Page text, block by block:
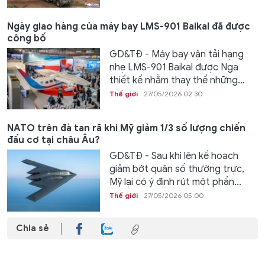
Ngày giao hàng của máy bay LMS-901 Baikal đã được
công bố
GD&TĐ - Máy bay vận tải hạng
nhẹ LMS-901 Baikal được Nga
thiết kế nhằm thay thế những...
Thế giới 27/05/2026 02:30
NATO trên đà tan rã khi Mỹ giảm 1/3 số lượng chiến
đấu cơ tại châu Âu?
GD&TĐ - Sau khi lên kế hoạch
giảm bớt quân số thường trực,
Mỹ lại có ý định rút một phần...
Thế giới 27/05/2026 05:00
Chia sẻ